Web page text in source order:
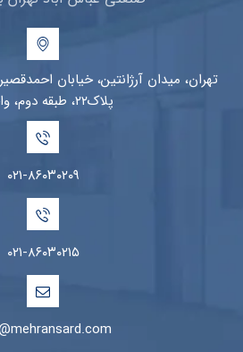
تهران، میدان آرژانتین، خیابان
پلاک۲۲، طبقه دوم، واحد ۴
۰۲۱-۸۶۰۳۰۲۰۹
۰۲۱-۸۶۰۳۰۲۱۵